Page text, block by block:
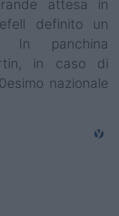
attesa in
definito un
In panchina
in caso di
nazionale